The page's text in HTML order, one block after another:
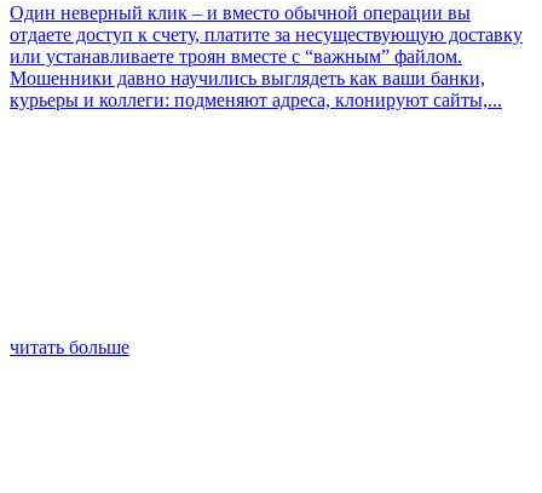
Один неверный клик – и вместо обычной операции вы
отдаете доступ к счету, платите за несуществующую доставку
или устанавливаете троян вместе с “важным” файлом.
Мошенники давно научились выглядеть как ваши банки,
курьеры и коллеги: подменяют адреса, клонируют сайты,...
читать больше